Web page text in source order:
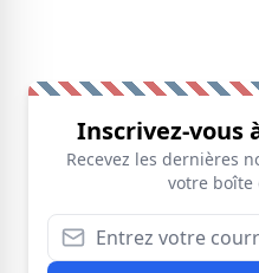
Inscrivez-
Recevez les dernières
votre boîte